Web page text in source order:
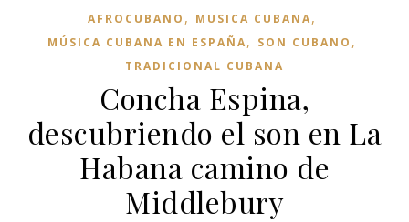
AFROCUBANO , MUSICA CUBANA,
MÚSICA CUBANA EN ESPAÑA, SON CUBANO ,
TRADICIONAL CUBANA
Concha Espina,
descubriendo el son en La
Habana camino de
Middlebury